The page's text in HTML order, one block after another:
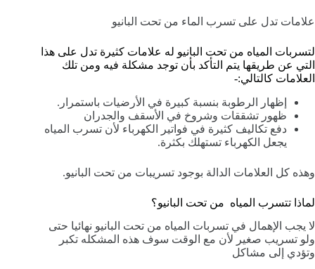
علامات تدل على تسرب الماء من تحت البانيو
لتسربات المياه من تحت البانيو له علامات كثيرة تدل على هذا
التي عن طريقها يتم التأكد بأن توجد مشكلة فيه ومن تلك
العلامات كالتالي:-
إظهار الرطوبة بنسبة كبيرة في الأرضيات باستمرار.
ظهور تشققات وشروخ في الأسقف والجدران
دفع تكاليف كثيرة في فواتير الكهرباء لأن تسرب المياه
يجعل الكهرباء تستهلك بكثرة.
وهذه كل العلامات الدالة بوجود تسريبات من تحت البانيو.
لماذا تتسرب المياه من تحت البانيو؟
لا يجب الإهمال في تسربات المياه من تحت البانيو نهائيا حتى
ولو تسريب صغير لأن مع الوقت سوف هذه المشكله تكبر
وتؤدي إلى مشاكل